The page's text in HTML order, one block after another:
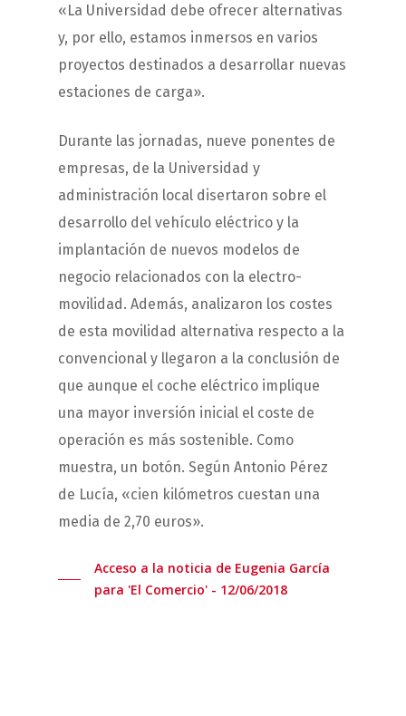
«La Universidad debe ofrecer alternativas
y, por ello, estamos inmersos en varios
proyectos destinados a desarrollar nuevas
estaciones de carga».
Durante las jornadas, nueve ponentes de
empresas, de la Universidad y
administración local disertaron sobre el
desarrollo del vehículo eléctrico y la
implantación de nuevos modelos de
negocio relacionados con la electro-
movilidad. Además, analizaron los costes
de esta movilidad alternativa respecto a la
convencional y llegaron a la conclusión de
que aunque el coche eléctrico implique
una mayor inversión inicial el coste de
operación es más sostenible. Como
muestra, un botón. Según Antonio Pérez
de Lucía, «cien kilómetros cuestan una
media de 2,70 euros».
Acceso a la noticia de Eugenia García
para 'El Comercio' - 12/06/2018